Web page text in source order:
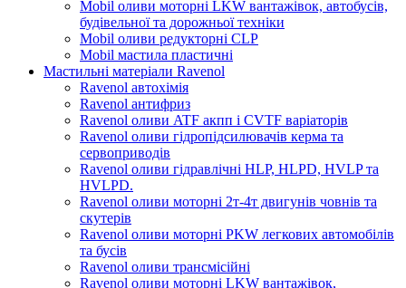
Mobil оливи моторні LKW вантажівок, автобусів,
будівельної та дорожньої техніки
Mobil оливи редукторні CLP
Mobil мастила пластичні
Мастильні матеріали Ravenol
Ravenol автохімія
Ravenol антифриз
Ravenol оливи ATF акпп і CVTF варіаторів
Ravenol оливи гідропідсилювачів керма та
сервоприводів
Ravenol оливи гідравлічні HLP, HLPD, HVLP та
HVLPD.
Ravenol оливи моторні 2т-4т двигунів човнів та
скутерів
Ravenol оливи моторні PKW легкових автомобілів
та бусів
Ravenol оливи трансмісійні
Ravenol оливи моторні LKW вантажівок,